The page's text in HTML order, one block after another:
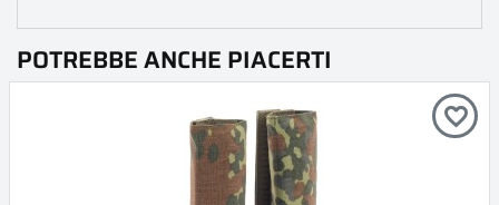
POTREBBE ANCHE PIACERTI
favorite_border